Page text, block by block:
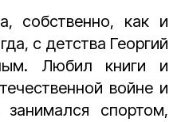
собственно, как и
с детства Георгий
Любил книги и
войне и
спортом,